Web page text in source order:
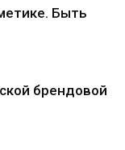
Быть
брендовой